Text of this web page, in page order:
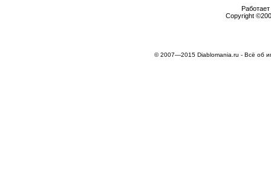
Copyright
© 2007—2015 Diablomania.ru - Всё об